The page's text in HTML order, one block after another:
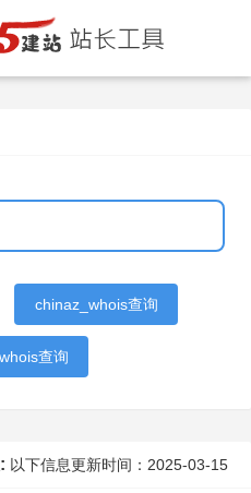
chinaz_whois查询
查询
以下信息更新时间： 2025-03-15